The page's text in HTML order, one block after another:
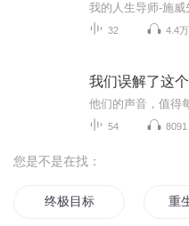
32 4.4万
我们误解了这
他们的声音，值得
54 8091
您是不是在找：
终极目标 重